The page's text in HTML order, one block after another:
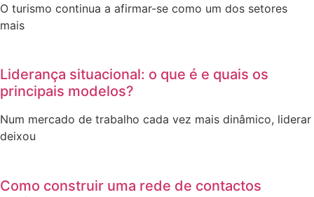
O turismo continua a afirmar-se como um dos setores
mais
Liderança situacional: o que é e quais os
principais modelos?
Num mercado de trabalho cada vez mais dinâmico, liderar
deixou
Como construir uma rede de contactos